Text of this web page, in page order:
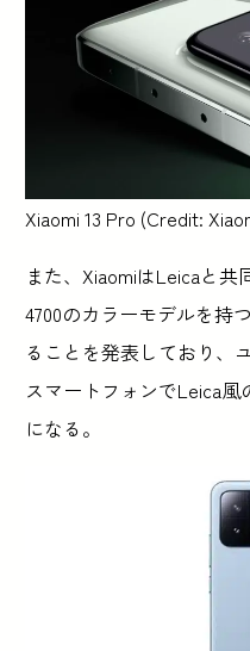
Xiaomi 13 Pro (Credit:
また、XiaomiはLeicaと
4700のカラーモデルを持
ることを発表しており、
スマートフォンでLeica風
になる。